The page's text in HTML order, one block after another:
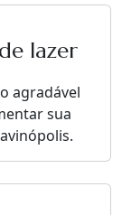
lazer
agradável
sua